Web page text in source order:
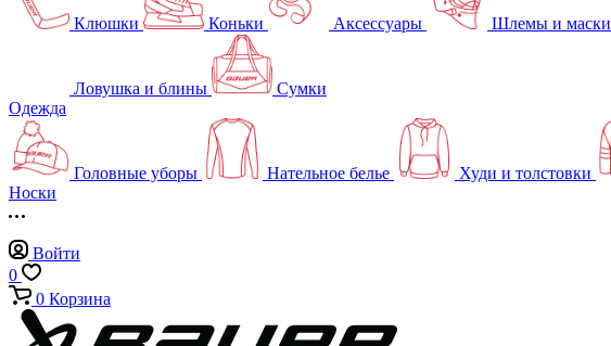
Клюшки Коньки Аксессуары Шлемы и маски
Ловушка и блины
Сумки
Одежда
Головные уборы Нательное белье Худи и толстовки
Носки
Войти
0
0 Корзина